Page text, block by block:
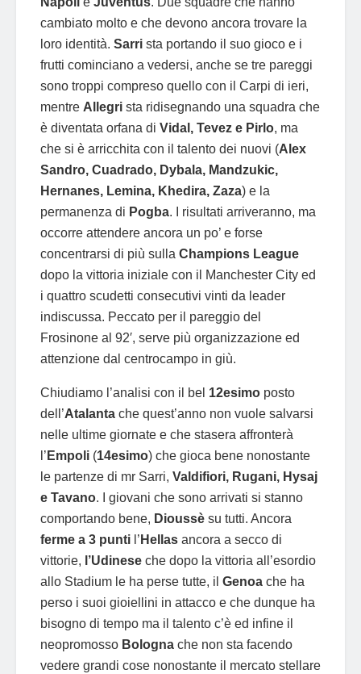
cambiato molto e che devono ancora trovare la
loro identità. Sarri sta portando il suo gioco e i
frutti cominciano a vedersi, anche se tre pareggi
sono troppi compreso quello con il Carpi di ieri,
mentre Allegri sta ridisegnando una squadra che
è diventata orfana di Vidal, Tevez e Pirlo, ma
che si è arricchita con il talento dei nuovi (Alex
Sandro, Cuadrado, Dybala, Mandzukic,
Hernanes, Lemina, Khedira, Zaza) e la
permanenza di Pogba. I risultati arriveranno, ma
occorre attendere ancora un po’ e forse
concentrarsi di più sulla Champions League
dopo la vittoria iniziale con il Manchester City ed
i quattro scudetti consecutivi vinti da leader
indiscussa. Peccato per il pareggio del
Frosinone al 92′, serve più organizzazione ed
attenzione dal centrocampo in giù.
Chiudiamo l’analisi con il bel 12esimo posto
dell’Atalanta che quest’anno non vuole salvarsi
nelle ultime giornate e che stasera affronterà
l’ Empoli (14esimo) che gioca bene nonostante
le partenze di mr Sarri, Valdifiori, Rugani, Hysaj
e Tavano. I giovani che sono arrivati si stanno
comportando bene, Dioussè su tutti. Ancora
ferme a 3 punti l’ Hellas ancora a secco di
vittorie, l’Udinese che dopo la vittoria all’esordio
allo Stadium le ha perse tutte, il Genoa che ha
perso i suoi gioiellini in attacco e che dunque ha
bisogno di tempo ma il talento c’è ed infine il
neopromosso Bologna che non sta facendo
vedere grandi cose nonostante il mercato stellare